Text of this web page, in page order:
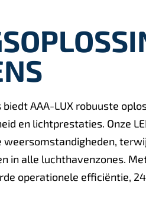
AAA-LUX robuuste
en lichtprestaties. Onze
in alle luchthavenzones.
operationele efficiëntie,